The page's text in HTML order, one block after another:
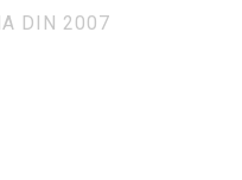
DIN 2007